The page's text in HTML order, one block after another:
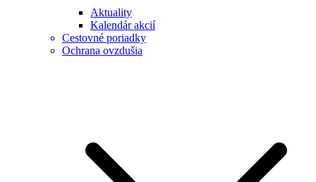
Aktuality
Kalendár akcií
Cestovné poriadky
Ochrana ovzdušia